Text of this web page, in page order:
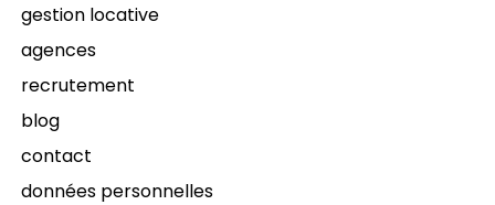
gestion locative
agences
recrutement
blog
contact
données personnelles